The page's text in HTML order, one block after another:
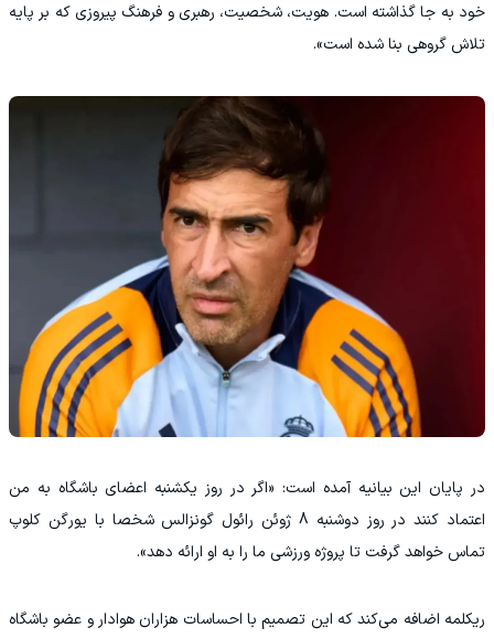
خود به جا گذاشته است. هویت، شخصیت، رهبری و فرهنگ پیروزی که بر پایه
تلاش گروهی بنا شده است».
‫در پایان این بیانیه آمده است: «اگر در روز یکشنبه اعضای باشگاه به من
اعتماد کنند در روز دوشنبه 8 ژوئن رائول گونزالس شخصا با یورگن کلوپ
تماس خواهد گرفت تا پروژه ورزشی ما را به او ارائه دهد».
ریکلمه اضافه می‌کند که این تصمیم با احساسات هزاران هوادار و عضو باشگاه